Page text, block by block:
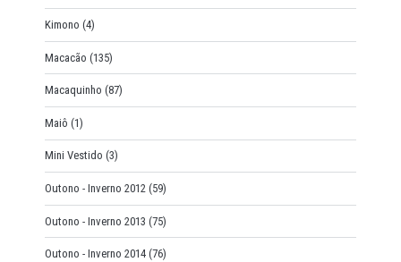
Kimono (4)
Macacão (135)
Macaquinho (87)
Maiô (1)
Mini Vestido (3)
Outono - Inverno 2012 (59)
Outono - Inverno 2013 (75)
Outono - Inverno 2014 (76)